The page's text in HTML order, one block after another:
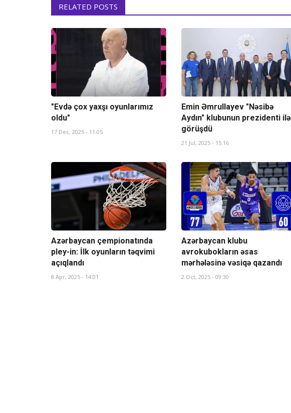
RELATED POSTS
"Evdə çox yaxşı oyunlarımız
oldu"
17 Dec, 2025 - 11:05
Emin Əmrullayev "Nəsibə
Aydın" klubunun prezidenti ilə
görüşdü
21 Jul, 2025 - 15:16
Azərbaycan çempionatında
pley-in: İlk oyunların təqvimi
açıqlandı
8 Apr, 2025 - 14:01
Azərbaycan klubu
avrokubokların əsas
mərhələsinə vəsiqə qazandı
2 Oct, 2025 - 09:30